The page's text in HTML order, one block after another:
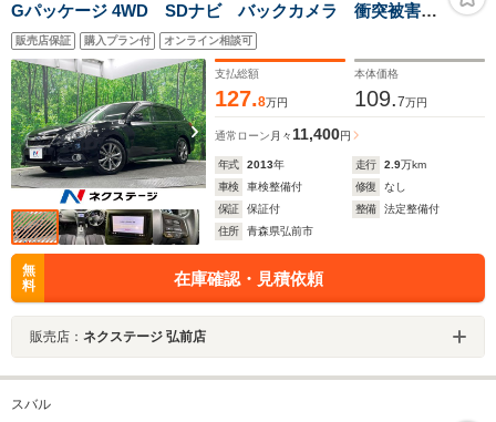
Gパッケージ 4WD SDナビ バックカメラ 衝突被害軽
減システム レーダークルーズ 禁煙車 ハーフレザー
シート ドラレコ スマートキー HIDヘッド ETC 純
正17インチアルミ オートライト デュアルエアコン
販売店保証 購入プラン付 オンライン相談可
支払総額
127.8万円
本体価格
109.7万円
通常ローン 月々11,400円
年式 2013年 走行 2.9万km
車検
車検整備付 修復
なし
保証
保証付 整備
法定整備付
住所
青森県弘前市
無
料
在庫確認・見積依頼
販売店： ネクステージ 弘前店
スバル